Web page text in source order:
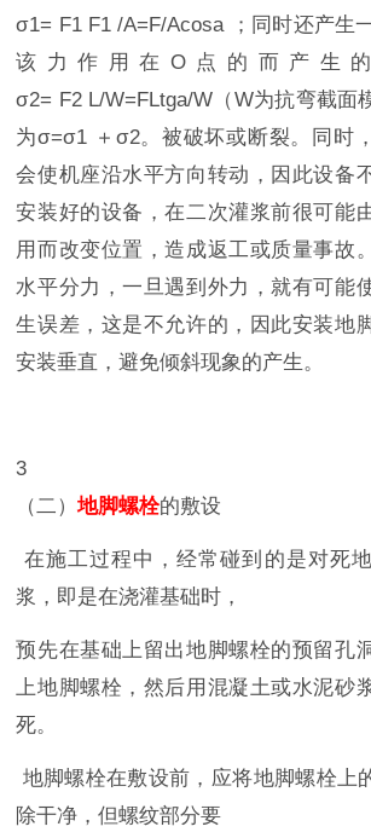
σ1= F1 F1 /A=F/Acosa ；同时还产生
该力作用在O点的而产生
σ2= F2 L/W=FLtga/W（W为抗弯截面
为σ=σ1 ＋σ2。被破坏或断裂。同时
会使机座沿水平方向转动，因此设备
安装好的设备，在二次灌浆前很可能
用而改变位置，造成返工或质量事故
水平分力，一旦遇到外力，就有可能
生误差，这是不允许的，因此安装地
安装垂直，避免倾斜现象的产生。
3
（二）地脚螺栓的敷设
在施工过程中，经常碰到的是对死
浆，即是在浇灌基础时，
预先在基础上留出地脚螺栓的预留孔
上地脚螺栓，然后用混凝土或水泥砂
死。
地脚螺栓在敷设前，应将地脚螺栓上
除干净，但螺纹部分要